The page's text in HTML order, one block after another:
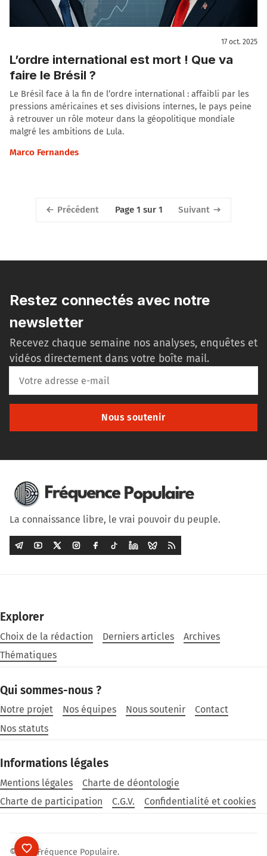
17 oct. 2025
L’ordre international est mort ! Que va
faire le Brésil ?
Le Brésil face à la fin de l’ordre international : affaibli par les
pressions américaines et ses divisions internes, le pays peine
à retrouver un rôle moteur dans la géopolitique mondiale
malgré les ambitions de Lula.
Marco Fernandes
Précédent Page 1 sur 1 Suivant
Restez connectés avec notre
newsletter
Recevez chaque semaine nos analyses, enquêtes et
vidéos directement dans votre boîte mail.
Nous soutenir
La connaissance libre, le vrai pouvoir du peuple.
Explorer
Choix de la rédaction Derniers articles
Archives
Thématiques
Qui sommes-nous ?
Notre projet Nos équipes Nous soutenir
Contact
Nos statuts
Informations légales
Mentions légales
Charte de déontologie
Charte de participation
C.G.V. Confidentialité et cookies
©2026 Fréquence Populaire.